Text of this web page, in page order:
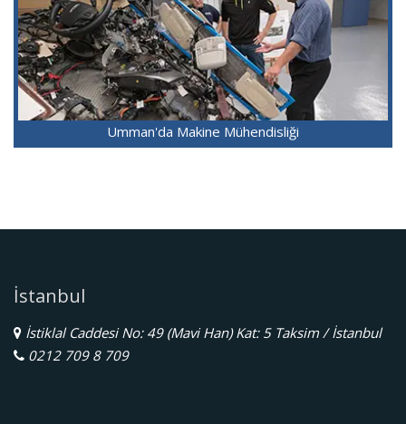
Umman'da Makine Mühendisliği
İstanbul
İstiklal Caddesi No: 49 (Mavi Han) Kat: 5 Taksim / İstanbul
0212 709 8 709